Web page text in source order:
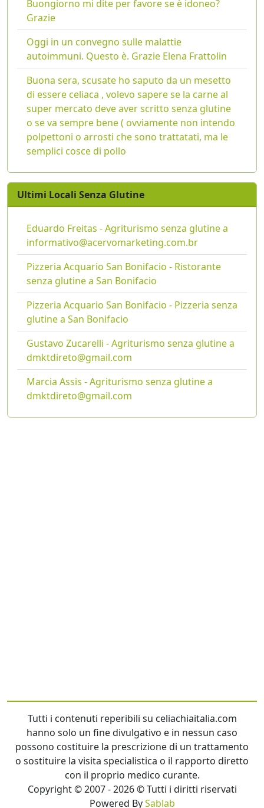
Buongiorno mi dite per favore se è idoneo?
Grazie
Oggi in un convegno sulle malattie
autoimmuni. Questo è. Grazie Elena Frattolin
Buona sera, scusate ho saputo da un mesetto
di essere celiaca , volevo sapere se la carne al
super mercato deve aver scritto senza glutine
o se va sempre bene ( ovviamente non intendo
polpettoni o arrosti che sono trattatati, ma le
semplici cosce di pollo
Ultimi Locali Senza Glutine
Eduardo Freitas - Agriturismo senza glutine a
informativo@acervomarketing.com.br
Pizzeria Acquario San Bonifacio - Ristorante
senza glutine a San Bonifacio
Pizzeria Acquario San Bonifacio - Pizzeria senza
glutine a San Bonifacio
Gustavo Zucarelli - Agriturismo senza glutine a
dmktdireto@gmail.com
Marcia Assis - Agriturismo senza glutine a
dmktdireto@gmail.com
Tutti i contenuti reperibili su celiachiaitalia.com
hanno solo un fine divulgativo e in nessun caso
possono costituire la prescrizione di un trattamento
o sostituire la visita specialistica o il rapporto diretto
con il proprio medico curante.
Copyright © 2007 - 2026 © Tutti i diritti riservati
Powered BySablab